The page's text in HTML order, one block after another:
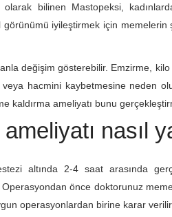
olarak bilinen Mastopeksi,
görünümü iyileştirmek için
değişim gösterebilir. Emzirme,
hacmini kaybetmesine neden
kaldırma ameliyatı bunu
nasıl
altında 2-4 saat arasında
Operasyondan önce doktorunuz
operasyonlardan birine karar verilir.